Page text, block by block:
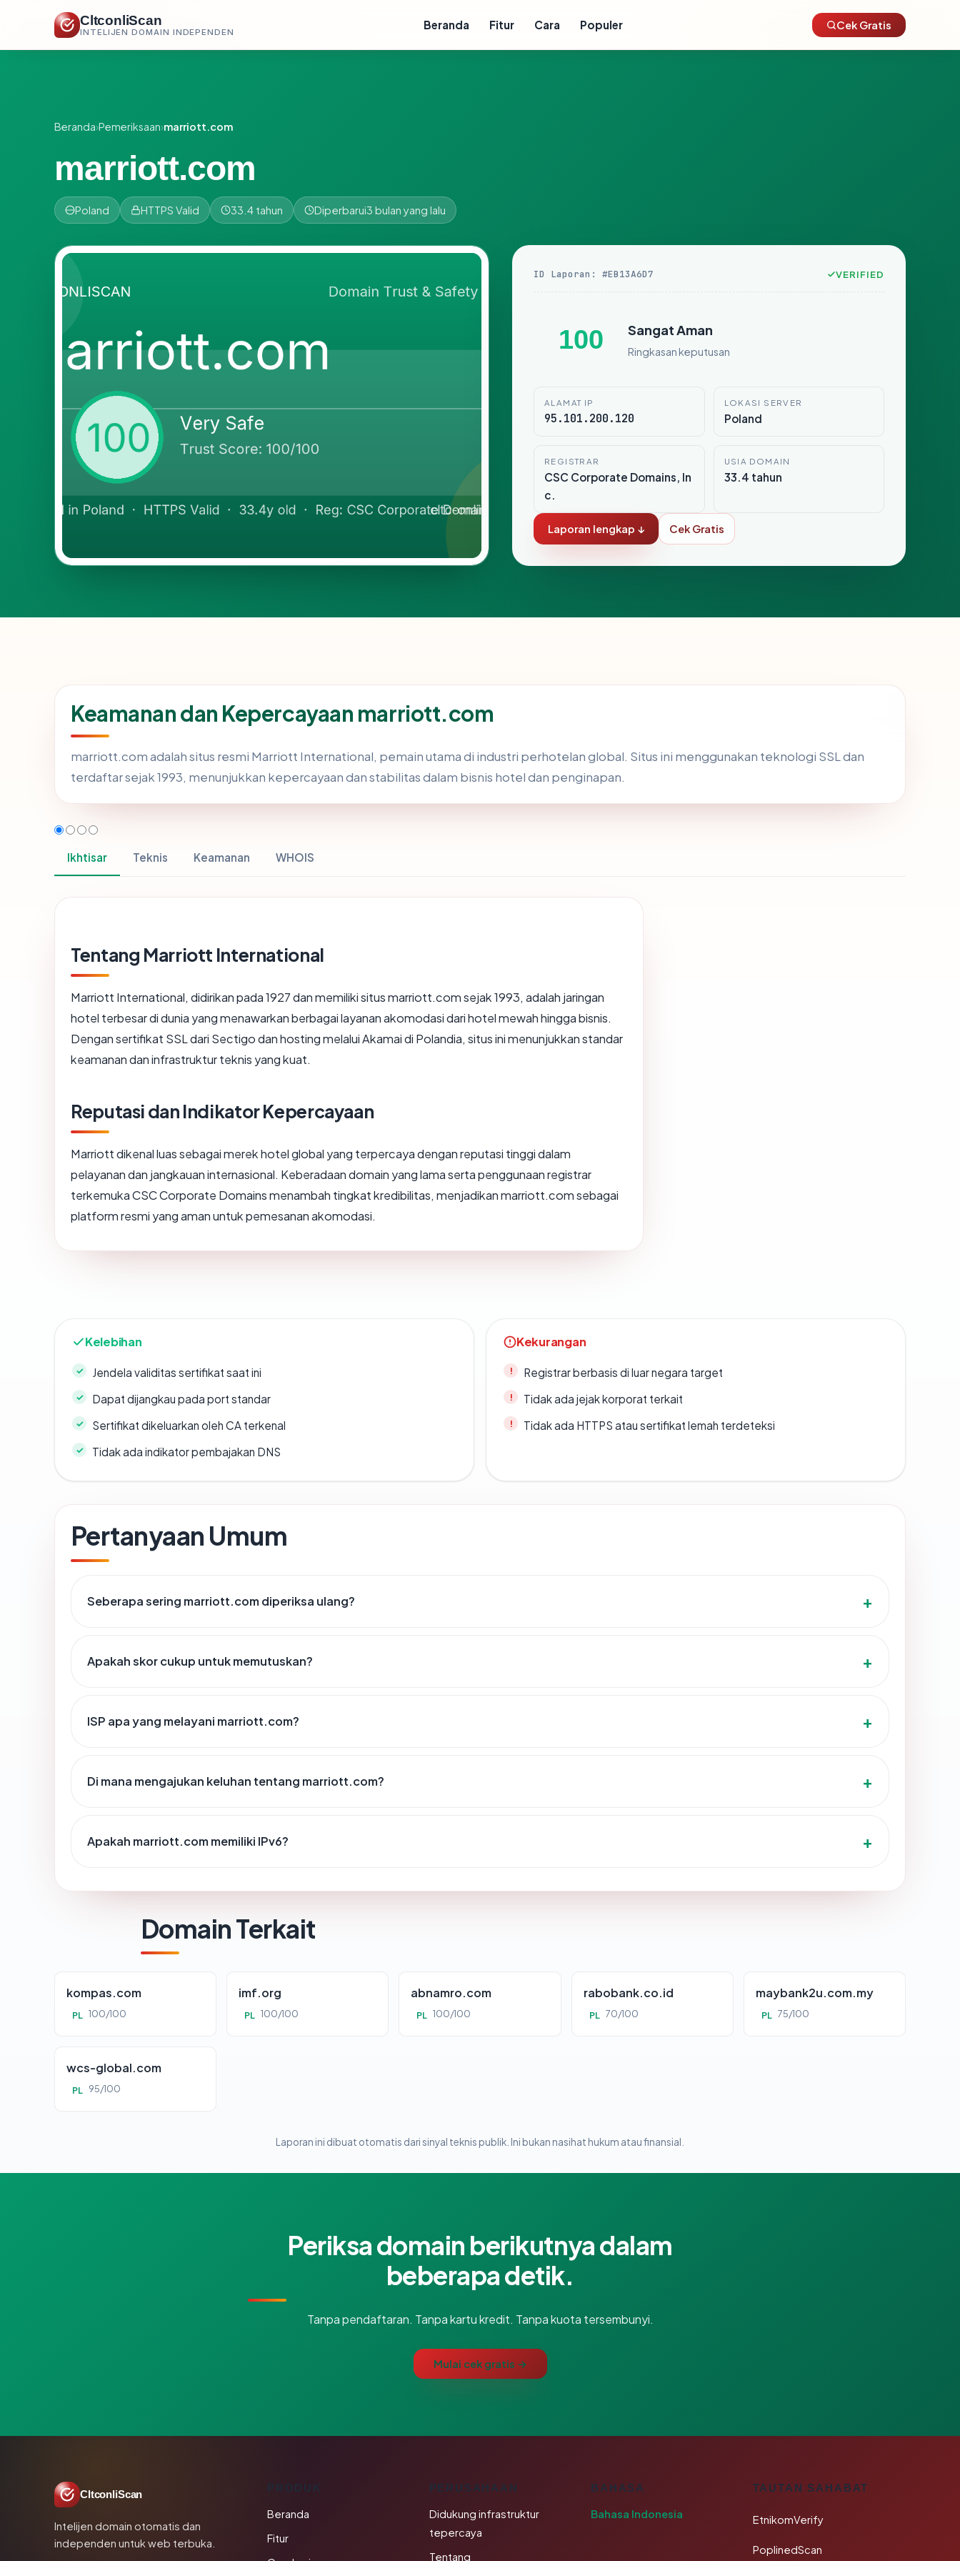
CltconliScan
INTELIJEN DOMAIN INDEPENDEN
Beranda Fitur Cara Populer Cek Gratis
Beranda›Pemeriksaan›marriott.com
marriott.com
Poland HTTPS Valid 33.4 tahun Diperbarui3 bulan yang lalu
ID Laporan: #EB13A6D7 VERIFIED
100 Sangat Aman
Ringkasan keputusan
ALAMAT IP
95.101.200.120
LOKASI SERVER
Poland
REGISTRAR
CSC Corporate Domains, In
c.
USIA DOMAIN
33.4 tahun
Laporan lengkap ↓ Cek Gratis
Keamanan dan Kepercayaan marriott.com
marriott.com adalah situs resmi Marriott International, pemain utama di industri perhotelan global. Situs ini menggunakan teknologi SSL dan
terdaftar sejak 1993, menunjukkan kepercayaan dan stabilitas dalam bisnis hotel dan penginapan.
Ikhtisar Teknis Keamanan WHOIS
Tentang Marriott International
Marriott International, didirikan pada 1927 dan memiliki situs marriott.com sejak 1993, adalah jaringan
hotel terbesar di dunia yang menawarkan berbagai layanan akomodasi dari hotel mewah hingga bisnis.
Dengan sertifikat SSL dari Sectigo dan hosting melalui Akamai di Polandia, situs ini menunjukkan standar
keamanan dan infrastruktur teknis yang kuat.
Reputasi dan Indikator Kepercayaan
Marriott dikenal luas sebagai merek hotel global yang terpercaya dengan reputasi tinggi dalam
pelayanan dan jangkauan internasional. Keberadaan domain yang lama serta penggunaan registrar
terkemuka CSC Corporate Domains menambah tingkat kredibilitas, menjadikan marriott.com sebagai
platform resmi yang aman untuk pemesanan akomodasi.
Kelebihan
Jendela validitas sertifikat saat ini
Dapat dijangkau pada port standar
Sertifikat dikeluarkan oleh CA terkenal
Tidak ada indikator pembajakan DNS
Kekurangan
Registrar berbasis di luar negara target
Tidak ada jejak korporat terkait
Tidak ada HTTPS atau sertifikat lemah terdeteksi
Pertanyaan Umum
Seberapa sering marriott.com diperiksa ulang?
Apakah skor cukup untuk memutuskan?
ISP apa yang melayani marriott.com?
Di mana mengajukan keluhan tentang marriott.com?
Apakah marriott.com memiliki IPv6?
Domain Terkait
kompas.com
PL 100/100
imf.org
PL 100/100
abnamro.com
PL 100/100
rabobank.co.id
PL 70/100
maybank2u.com.my
PL 75/100
wcs-global.com
PL 95/100
Laporan ini dibuat otomatis dari sinyal teknis publik. Ini bukan nasihat hukum atau finansial.
Periksa domain berikutnya dalam
beberapa detik.
Tanpa pendaftaran. Tanpa kartu kredit. Tanpa kuota tersembunyi.
Mulai cek gratis →
CltconliScan
Intelijen domain otomatis dan
independen untuk web terbuka.
Beranda
Fitur
PERUSAHAAN
Didukung infrastruktur
tepercaya
Tentang
BAHASA
Bahasa Indonesia
TAUTAN SAHABAT
EtnikomVerify
PoplinedScan